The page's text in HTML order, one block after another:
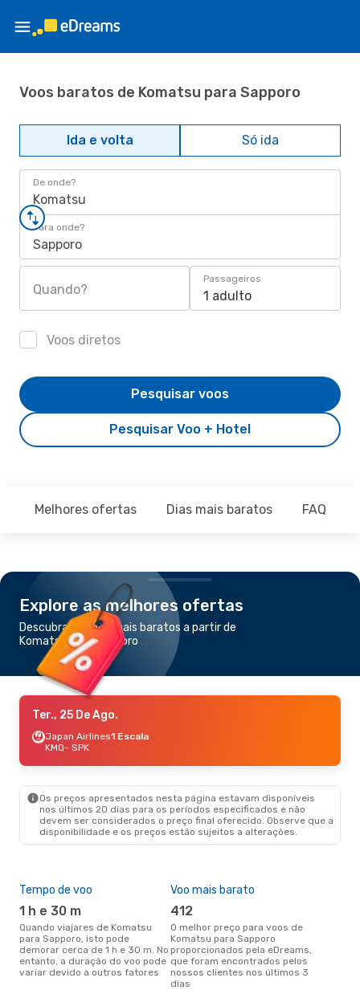
Voos baratos de Komatsu para Sapporo
Ida e volta Só ida
De onde?
Komatsu
Para onde?
Sapporo
Quando?
Passageiros
1 adulto
Voos diretos
Pesquisar Voo + Hotel
Pesquisar voos
Melhores ofertas Dias mais baratos FAQ
Explore as melhores ofertas
Descubra os voos mais baratos a partir de
Komatsu para Sapporo
Ter., 25 De Ago.
Japan Airlines1 Escala
KMQ- SPK
Os preços apresentados nesta página estavam disponíveis
nos últimos 20 dias para os períodos especificados e não
devem ser considerados o preço final oferecido. Observe que a
disponibilidade e os preços estão sujeitos a alterações.
Tempo de voo
1 h e 30 m
Quando viajares de Komatsu
para Sapporo, isto pode
demorar cerca de 1 h e 30 m. No
entanto, a duração do voo pode
variar devido a outros fatores
Voo mais barato
412
O melhor preço para voos de
Komatsu para Sapporo
proporcionados pela eDreams,
que foram encontrados pelos
nossos clientes nos últimos 3
dias